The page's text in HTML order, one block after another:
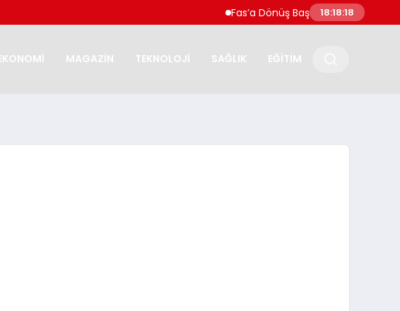
Fas’a Dönüş Başladı Sebte’ye Geçen
18:18:19
MAGAZİN TEKNOLOJİ SAĞLIK EĞİTİM